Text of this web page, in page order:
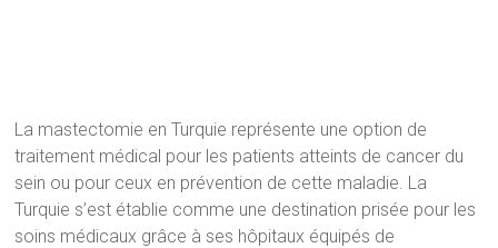
La mastectomie en Turquie représente une option de
traitement médical pour les patients atteints de cancer du
sein ou pour ceux en prévention de cette maladie. La
Turquie s’est établie comme une destination prisée pour les
soins médicaux grâce à ses hôpitaux équipés de